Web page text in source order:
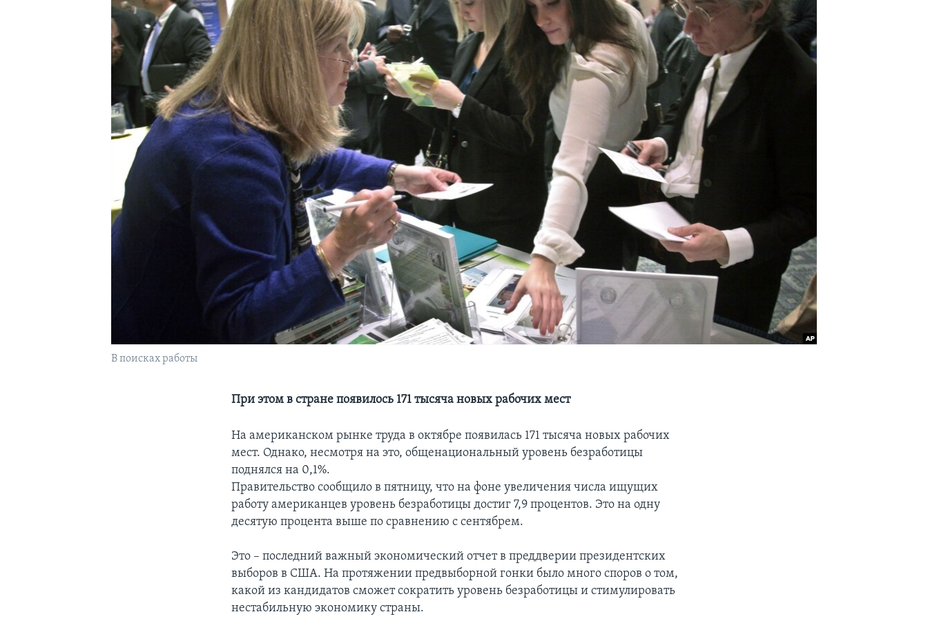
В поисках работы
При этом в стране появилось 171 тысяча новых рабочих мест
На американском рынке труда в октябре появилась 171 тысяча новых рабочих
мест. Однако, несмотря на это, общенациональный уровень безработицы
поднялся на 0,1%.
Правительство сообщило в пятницу, что на фоне увеличения числа ищущих
работу американцев уровень безработицы достиг 7,9 процентов. Это на одну
десятую процента выше по сравнению с сентябрем.
Это – последний важный экономический отчет в преддверии президентских
выборов в США. На протяжении предвыборной гонки было много споров о том,
какой из кандидатов сможет сократить уровень безработицы и стимулировать
нестабильную экономику страны.